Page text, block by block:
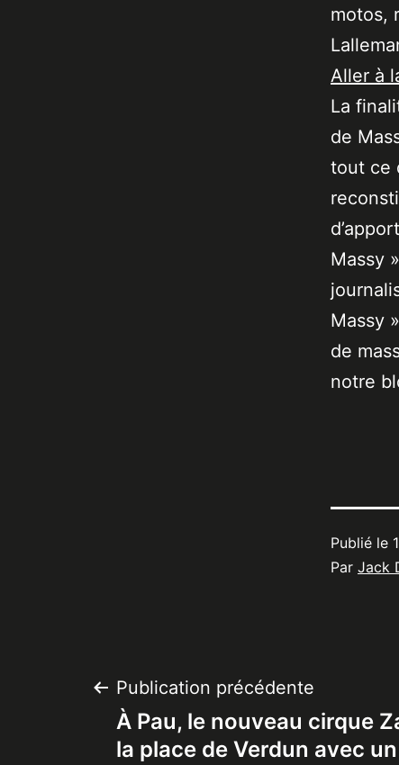
motos,
Aller à
La
de
tout ce
Massy
Massy
de
notre
Publié le
Par Jack
Navigation
Publication précédente
À Pau, le nouveau cirque
la place de Verdun avec